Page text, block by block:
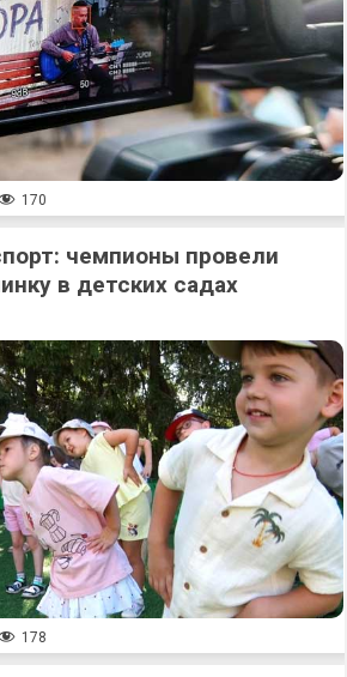
170
чемпионы провели
в детских садах
178